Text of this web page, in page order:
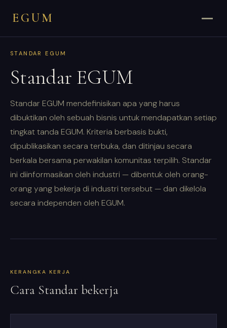
EGUM
STANDAR EGUM
Standar EGUM
Standar EGUM mendefinisikan apa yang harus
dibuktikan oleh sebuah bisnis untuk mendapatkan setiap
tingkat tanda EGUM. Kriteria berbasis bukti,
dipublikasikan secara terbuka, dan ditinjau secara
berkala bersama perwakilan komunitas terpilih. Standar
ini diinformasikan oleh industri — dibentuk oleh orang-
orang yang bekerja di industri tersebut — dan dikelola
secara independen oleh EGUM.
KERANGKA KERJA
Cara Standar bekerja